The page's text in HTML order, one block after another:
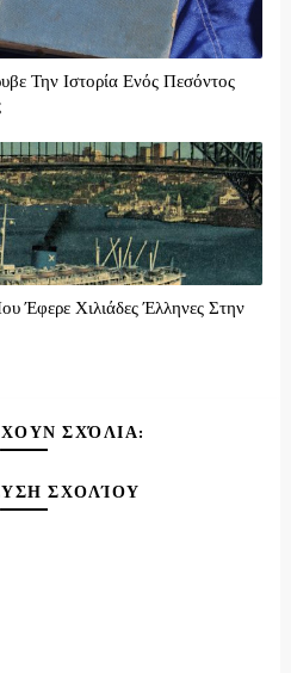
Την Ιστορία Ενός Πεσόντος
Έφερε Χιλιάδες Έλληνες Στην
ΣΧΌΛΙΑ:
ΣΧΟΛΊΟΥ